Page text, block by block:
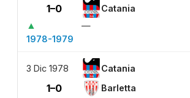
1–0 Catania
▲
—
1978-1979
3 Dic 1978 Catania
1–0 Barletta